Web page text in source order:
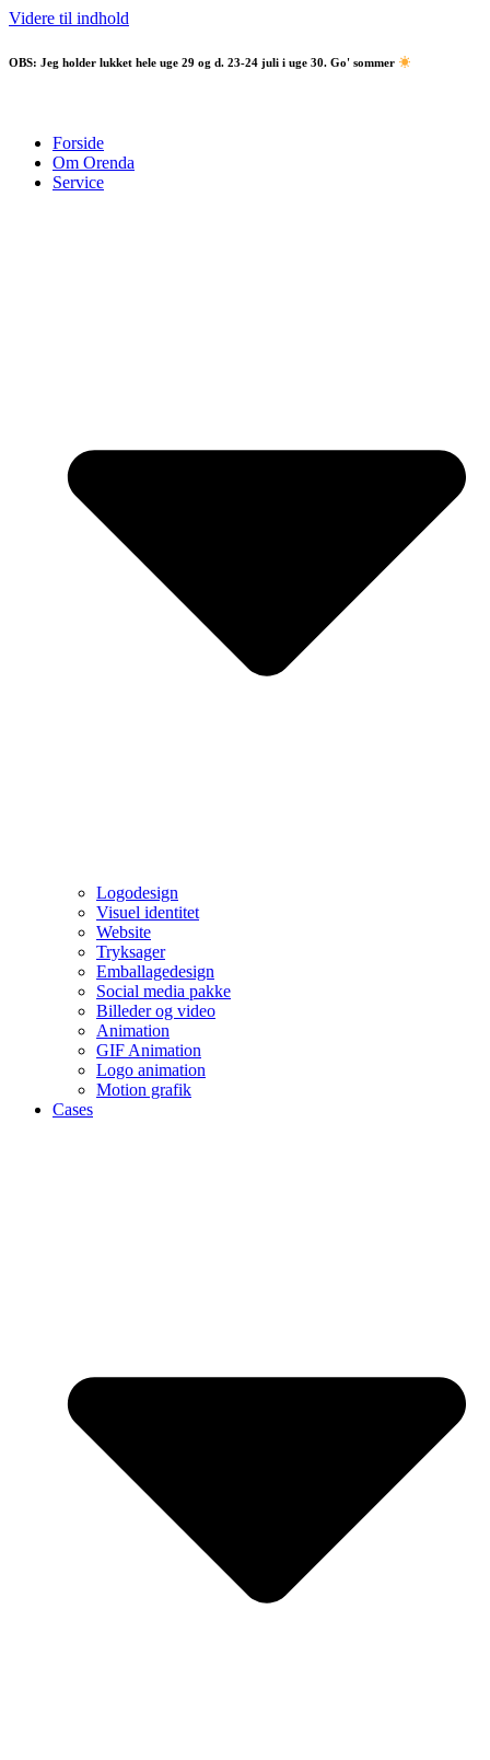
Videre til indhold
OBS: Jeg holder lukket hele uge 29 og d. 23-24 juli i uge 30. Go' sommer
Forside
Om Orenda
Service
Logodesign
Visuel identitet
Website
Tryksager
Emballagedesign
Social media pakke
Billeder og video
Animation
GIF Animation
Logo animation
Motion grafik
Cases